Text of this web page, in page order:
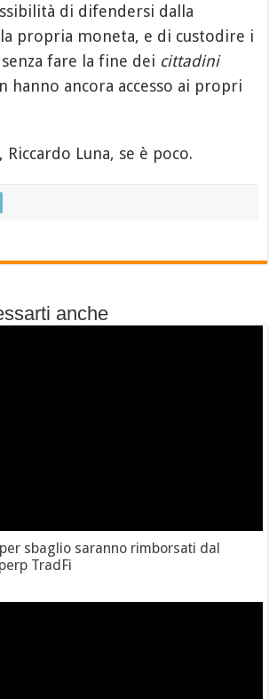
di difendersi dalla
propria moneta, e di custodire i
fare la fine dei cittadini
hanno ancora accesso ai propri
Riccardo Luna, se è poco.
anche
sbaglio saranno rimborsati dal
TradFi